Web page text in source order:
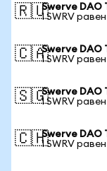
🇷🇺Swerve DAO
1 SWRV
🇨🇦Swerve DAO
1 SWRV
🇸🇬Swerve DAO
1 SWRV
🇨🇭Swerve DAO
1 SWRV